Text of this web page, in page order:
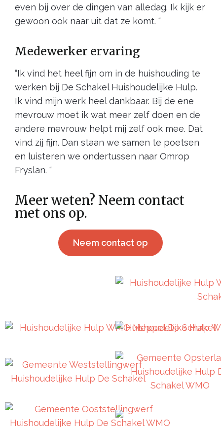
even bij over de dingen van alledag. Ik kijk er
gewoon ook naar uit dat ze komt. “
Medewerker ervaring
“Ik vind het heel fijn om in de huishouding te
werken bij De Schakel Huishoudelijke Hulp.
Ik vind mijn werk heel dankbaar. Bij de ene
mevrouw moet ik wat meer zelf doen en de
andere mevrouw helpt mij zelf ook mee. Dat
vind zij fijn. Dan staan we samen te poetsen
en luisteren we ondertussen naar Omrop
Fryslan. “
Meer weten? Neem contact
met ons op.
Neem contact op